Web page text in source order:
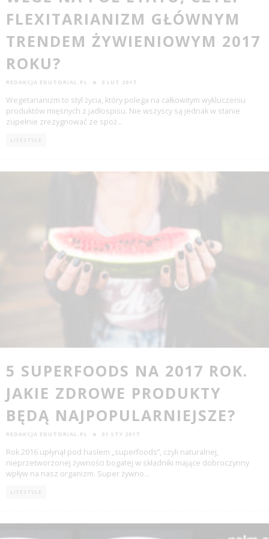
FLEXITARIANIZM GŁÓWNYM
TRENDEM ŻYWIENIOWYM 2017
ROKU?
REDAKCJA EDUTORIAL.PL 3 LUT 2017
Wegetarianizm to styl życia, który polega na całkowitym wykluczeniu
produktów mięsnych z jadłospisu. Nie wszyscy są jednak w stanie
zupełnie zrezygnować ze spoż...
LIFESTYLE
5 SUPERFOODS NA 2017 ROK.
JAKIE ZDROWE PRODUKTY
BĘDĄ NAJPOPULARNIEJSZE?
REDAKCJA EDUTORIAL.PL 31 STY 2017
Rok 2016 upłynął pod hasłem „superfoods”, czyli naturalnej,
nieprzetworzonej żywności bogatej w składniki mające dobroczynny
wpływ na nasz organizm. Super żywno...
LIFESTYLE